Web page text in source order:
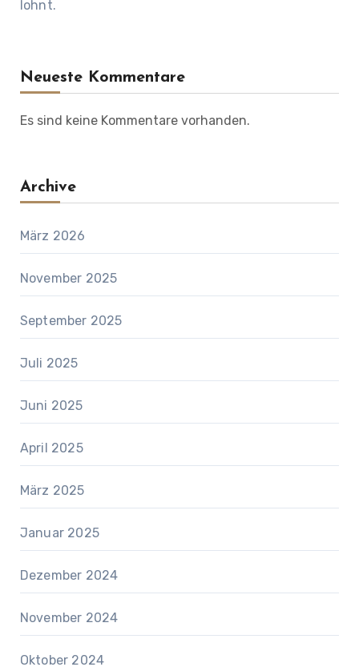
lohnt.
Neueste Kommentare
Es sind keine Kommentare vorhanden.
Archive
März 2026
November 2025
September 2025
Juli 2025
Juni 2025
April 2025
März 2025
Januar 2025
Dezember 2024
November 2024
Oktober 2024